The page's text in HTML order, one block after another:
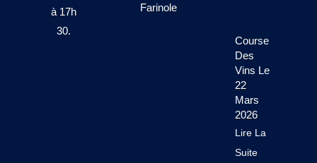
à 17h
30.
Farinole
Course
Des
Vins Le
22
Mars
2026
Lire La
Suite